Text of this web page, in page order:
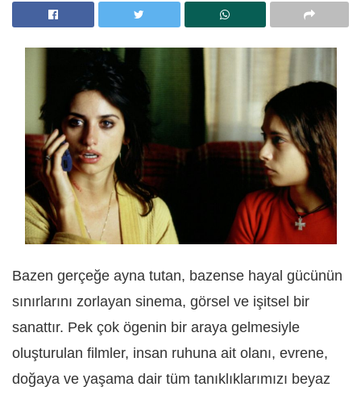
Bazen gerçeğe ayna tutan, bazense hayal gücünün
sınırlarını zorlayan sinema, görsel ve işitsel bir
sanattır. Pek çok ögenin bir araya gelmesiyle
oluşturulan filmler, insan ruhuna ait olanı, evrene,
doğaya ve yaşama dair tüm tanıklıklarımızı beyaz